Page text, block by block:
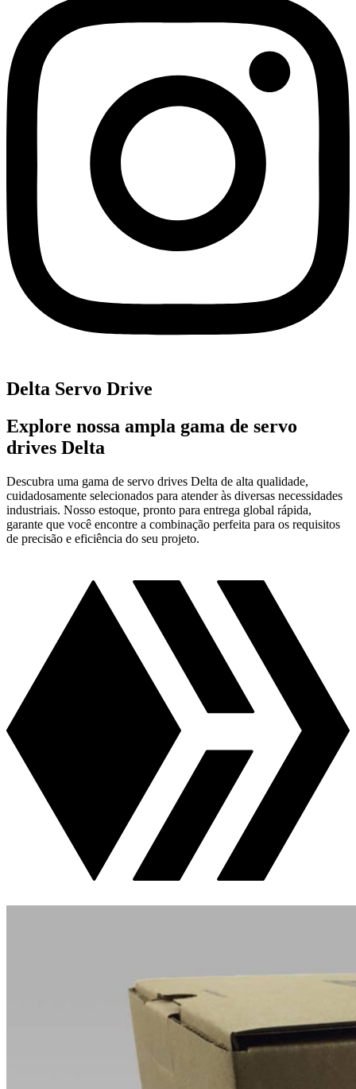
Delta Servo Drive
Explore nossa ampla gama de servo
drives Delta
Descubra uma gama de servo drives Delta de alta qualidade,
cuidadosamente selecionados para atender às diversas necessidades
industriais. Nosso estoque, pronto para entrega global rápida,
garante que você encontre a combinação perfeita para os requisitos
de precisão e eficiência do seu projeto.